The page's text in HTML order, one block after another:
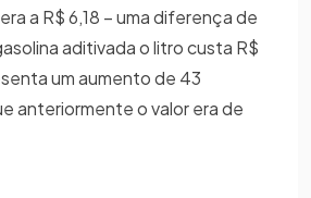
a R$ 6,18 – uma diferença de
aditivada o litro custa R$
um aumento de 43
anteriormente o valor era de